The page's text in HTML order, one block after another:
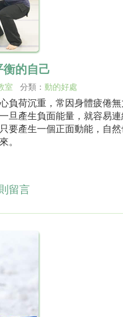
衡的自己
室 分類： 動的好處
負荷沉重，常因身體疲倦
旦產生負面能量，就容易
要產生一個正面動能，自
。
則留言